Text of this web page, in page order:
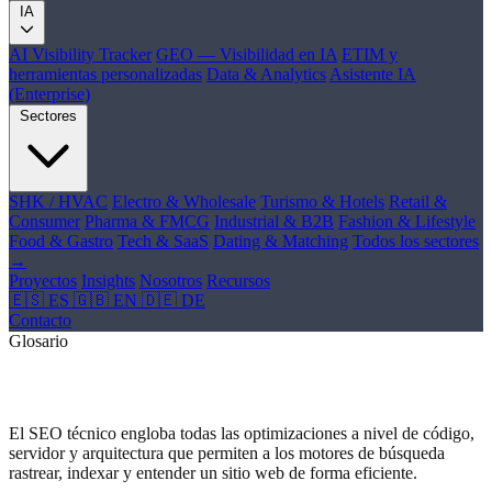
IA
AI Visibility Tracker GEO — Visibilidad en IA ETIM y
herramientas personalizadas Data & Analytics Asistente IA
(Enterprise)
Sectores
SHK / HVAC Electro & Wholesale Turismo & Hotels Retail &
Consumer Pharma & FMCG Industrial & B2B Fashion & Lifestyle
Food & Gastro Tech & SaaS Dating & Matching Todos los sectores
→
Proyectos Insights Nosotros Recursos
🇪🇸 ES 🇬🇧 EN 🇩🇪 DE
Contacto
Glosario
El SEO técnico engloba todas las optimizaciones a nivel de código,
servidor y arquitectura que permiten a los motores de búsqueda
rastrear, indexar y entender un sitio web de forma eficiente.